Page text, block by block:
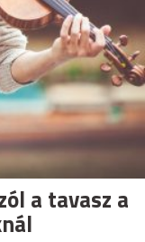
a tavasz a